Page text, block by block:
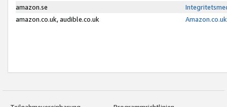
amazon.se
amazon.co.uk, audible.co.uk